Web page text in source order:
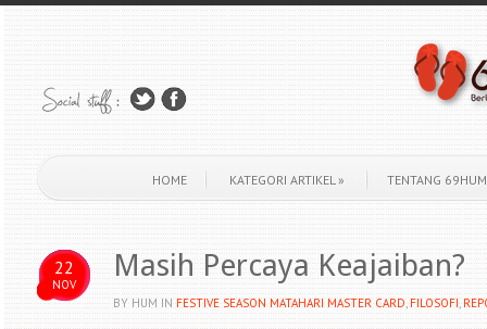
HOME KATEGORI ARTIKEL» TENTANG
22
NOV
Masih Percaya Keajaiban?
BY HUM IN FESTIVE SEASON MATAHARI MASTER CARD, FILOSOFI,